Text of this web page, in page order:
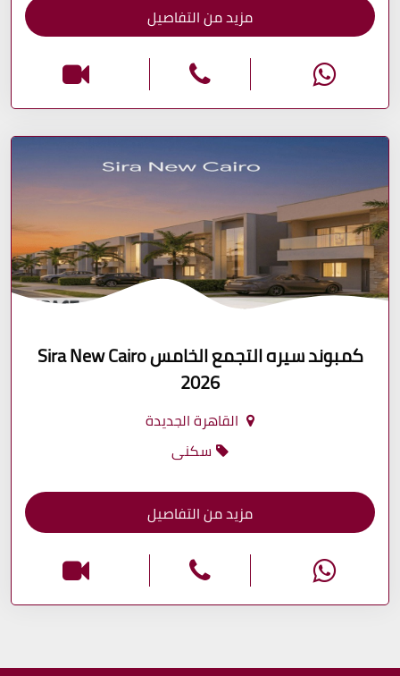
مزيد من التفاصيل
كمبوند سيره التجمع الخامس Sira New Cairo
2026
القاهرة الجديدة
سكنى
مزيد من التفاصيل